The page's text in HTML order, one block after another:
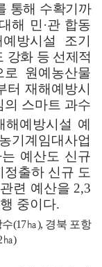
통해 수확기까
해 민 ·관 합동
방시설 조기
강화 등 선제적
로 원예농산물
터 재해예방시
의 스마트 과수
해예방시설 예
농기계임대사업
예산도 신규
정출하 신규 도
련 예산을 2,3
중이다.
수(17㏊), 경북 포항
㏊)